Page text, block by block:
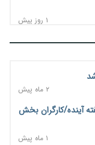
۱ روز پیش
فین‌تک‌ها وارد میدان
تحصیلات تکمیلی
۱ روز پیش
۲ ماه پیش
آینده/کارگران بخش
۱ ماه پیش